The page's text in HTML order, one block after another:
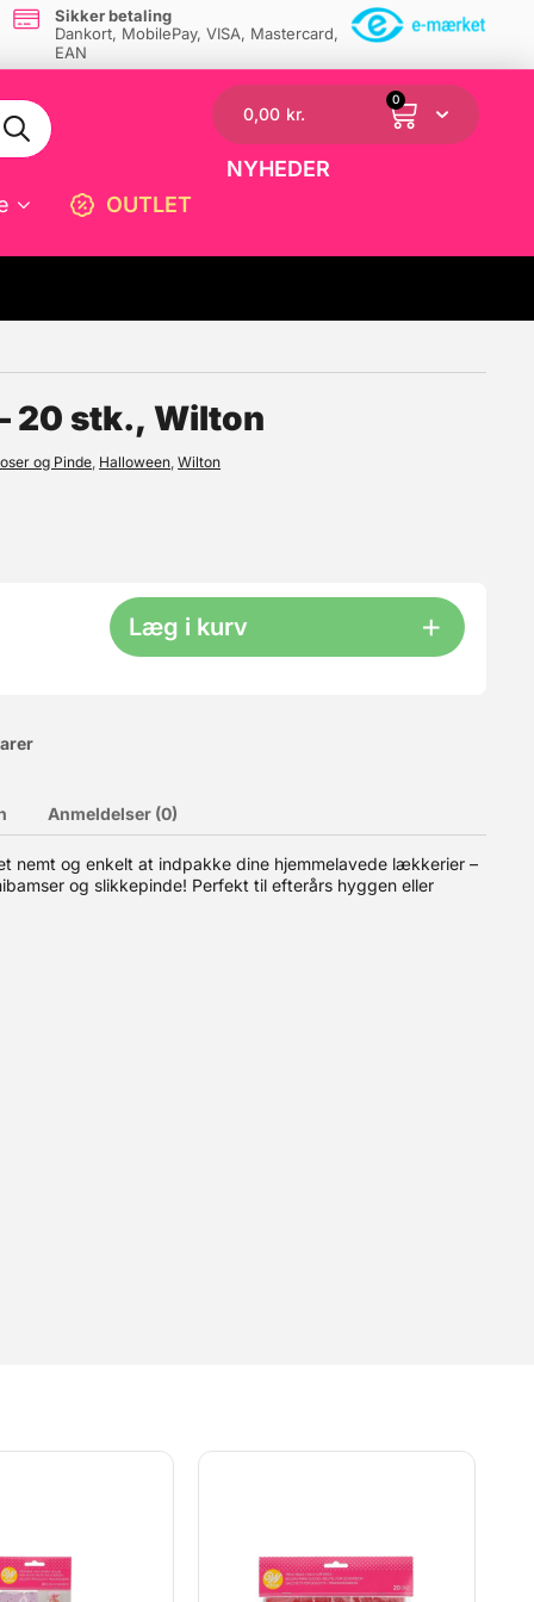
Sikker betaling
Dankort, MobilePay, VISA, Mastercard,
EAN
OUTLET
0,00 kr.
0
NYHEDER
kommer chokoladen i dråber, og de indeholder
af hvid og mørk chokolade, samt større mængder.
☓
20 stk., Wilton
og Pinde, Halloween,Wilton
Læg i kurv
Anmeldelser (0)
nemt og enkelt at indpakke dine hjemmelavede lækkerier –
og slikkepinde! Perfekt til efterårs hyggen eller